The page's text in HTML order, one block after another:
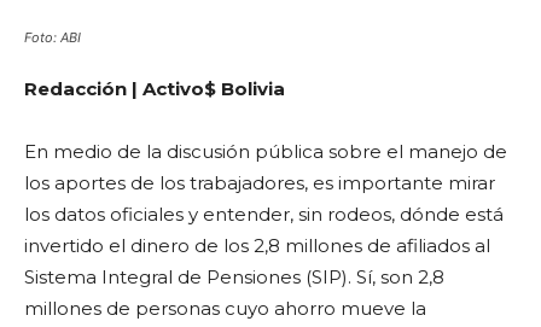
Foto: ABI
Redacción | Activo$ Bolivia
En medio de la discusión pública sobre el manejo de
los aportes de los trabajadores, es importante mirar
los datos oficiales y entender, sin rodeos, dónde está
invertido el dinero de los 2,8 millones de afiliados al
Sistema Integral de Pensiones (SIP). Sí, son 2,8
millones de personas cuyo ahorro mueve la